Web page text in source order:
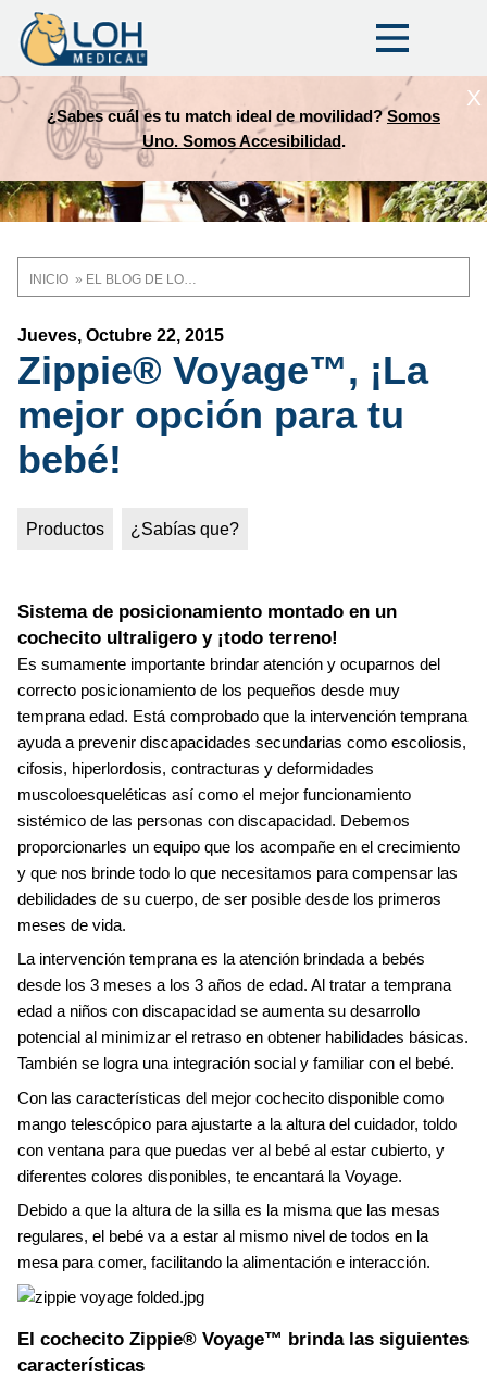
¿Sabes cuál es tu match ideal de movilidad?Somos
Uno. Somos Accesibilidad.
X
Ruta
de
navegación
INICIO
Jueves, Octubre 22, 2015
Zippie® Voyage™, ¡La
mejor opción para tu
bebé!
Productos ¿Sabías que?
Sistema de posicionamiento montado en un
cochecito ultraligero y ¡todo terreno!
Es sumamente importante brindar atención y ocuparnos del
correcto posicionamiento de los pequeños desde muy
temprana edad. Está comprobado que la intervención temprana
ayuda a prevenir discapacidades secundarias como escoliosis,
cifosis, hiperlordosis, contracturas y deformidades
muscoloesqueléticas así como el mejor funcionamiento
sistémico de las personas con discapacidad. Debemos
proporcionarles un equipo que los acompañe en el crecimiento
y que nos brinde todo lo que necesitamos para compensar las
debilidades de su cuerpo, de ser posible desde los primeros
meses de vida.
La intervención temprana es la atención brindada a bebés
desde los 3 meses a los 3 años de edad. Al tratar a temprana
edad a niños con discapacidad se aumenta su desarrollo
potencial al minimizar el retraso en obtener habilidades básicas.
También se logra una integración social y familiar con el bebé.
Con las características del mejor cochecito disponible como
mango telescópico para ajustarte a la altura del cuidador, toldo
con ventana para que puedas ver al bebé al estar cubierto, y
diferentes colores disponibles, te encantará la Voyage.
Debido a que la altura de la silla es la misma que las mesas
regulares, el bebé va a estar al mismo nivel de todos en la
mesa para comer, facilitando la alimentación e interacción.
El cochecito Zippie® Voyage™ brinda las siguientes
características